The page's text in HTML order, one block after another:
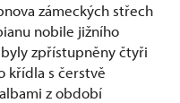
zámeckých střech
nobile jižního
zpřístupněny čtyři
křídla s čerstvě
z období